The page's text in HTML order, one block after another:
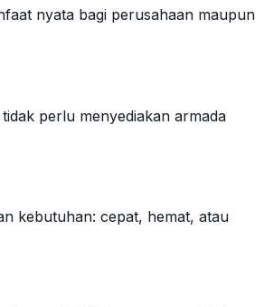
nyata bagi perusahaan maupun
perlu menyediakan armada
kebutuhan: cepat, hemat, atau